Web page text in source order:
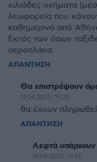
χιλιάδες οχήματα
λεωφορεία που
καθημερινά από
Εκτός των όσων
αεροπλάνα.
ΑΠΑΝΤΗΣΗ
Θα επιστρέψουν
17.04.2025, 19:20
θα έχουν
ΑΠΑΝΤΗΣΗ
Λεφτά υπάρχουν
17.04.2025, 19:57